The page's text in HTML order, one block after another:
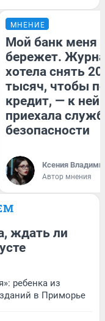
МНЕНИЕ
Мой банк меня
бережет.
хотела снять
тысяч, чтобы
кредит, — к
приехала
безопасности
Ксения
Автор мнения
ждать ли
ребенка из
в Приморье